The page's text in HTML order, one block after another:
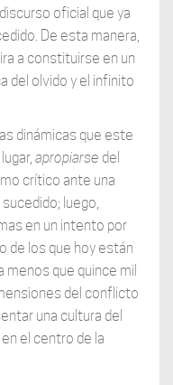
oficial que ya
De esta manera,
a constituirse en un
del olvido y el infinito
dinámicas que este
apropiarse del
crítico ante una
luego,
en un intento por
de los que hoy están
menos que quince mil
del conflicto
una cultura del
el centro de la